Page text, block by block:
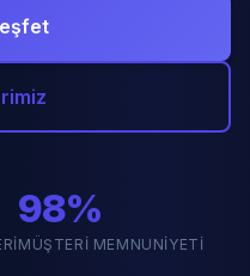
98%
MÜŞTERI MEMNUNIYETI